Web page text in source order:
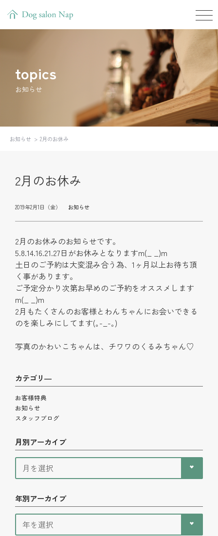
topics
お知らせ
お知らせ 2月のお休み
2月のお休み
2019年2月1日（金） お知らせ
2月のお休みのお知らせです。
5.8.14.16.21.27日がお休みとなりますm(_ _)m
土日のご予約は大変混み合う為、1ヶ月以上お待ち頂
く事があります。
ご予定分かり次第お早めのご予約をオススメします
m(_ _)m
2月もたくさんのお客様とわんちゃんにお会いできる
のを楽しみにしてます(｡-_-｡)
写真のかわいこちゃんは、チワワのくるみちゃん♡
カテゴリ―
お客様特典
お知らせ
スタッフブログ
月別アーカイブ
年別アーカイブ